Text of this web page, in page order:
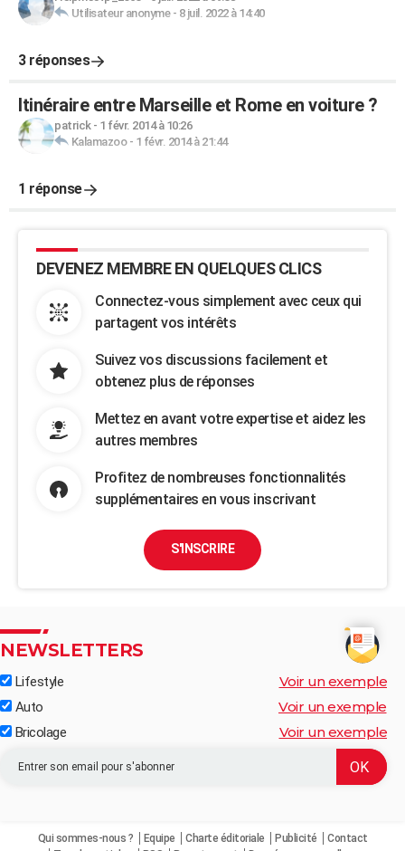
Utilisateur anonyme- 8 juil. 2022 à 14:40
3 réponses
Itinéraire entre Marseille et Rome en voiture ?
patrick- 1 févr. 2014 à 10:26
Kalamazoo- 1 févr. 2014 à 21:44
1 réponse
DEVENEZ MEMBRE EN QUELQUES CLICS
Connectez-vous simplement avec ceux qui
partagent vos intérêts
Suivez vos discussions facilement et
obtenez plus de réponses
Mettez en avant votre expertise et aidez les
autres membres
Profitez de nombreuses fonctionnalités
supplémentaires en vous inscrivant
S'INSCRIRE
NEWSLETTERS
Lifestyle Voir un exemple
Auto Voir un exemple
Bricolage Voir un exemple
Qui sommes-nous ? Equipe Charte éditoriale Publicité
Contact